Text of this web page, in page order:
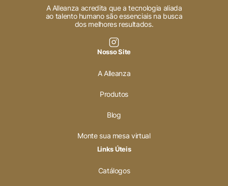
A Alleanza acredita que a tecnologia aliada
ao talento humano são essenciais na busca
dos melhores resultados.
Nosso Site
A Alleanza
Produtos
Blog
Monte sua mesa virtual
Links Úteis
Catálogos